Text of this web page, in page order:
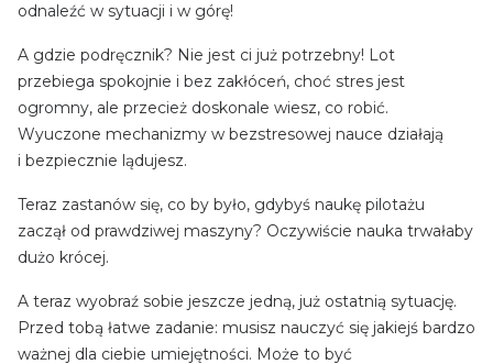
odnaleźć w sytuacji i w górę!
A gdzie podręcznik? Nie jest ci już potrzebny! Lot
przebiega spokojnie i bez zakłóceń, choć stres jest
ogromny, ale przecież doskonale wiesz, co robić.
Wyuczone mechanizmy w bezstresowej nauce działają
i bezpiecznie lądujesz.
Teraz zastanów się, co by było, gdybyś naukę pilotażu
zaczął od prawdziwej maszyny? Oczywiście nauka trwałaby
dużo krócej.
A teraz wyobraź sobie jeszcze jedną, już ostatnią sytuację.
Przed tobą łatwe zadanie: musisz nauczyć się jakiejś bardzo
ważnej dla ciebie umiejętności. Może to być